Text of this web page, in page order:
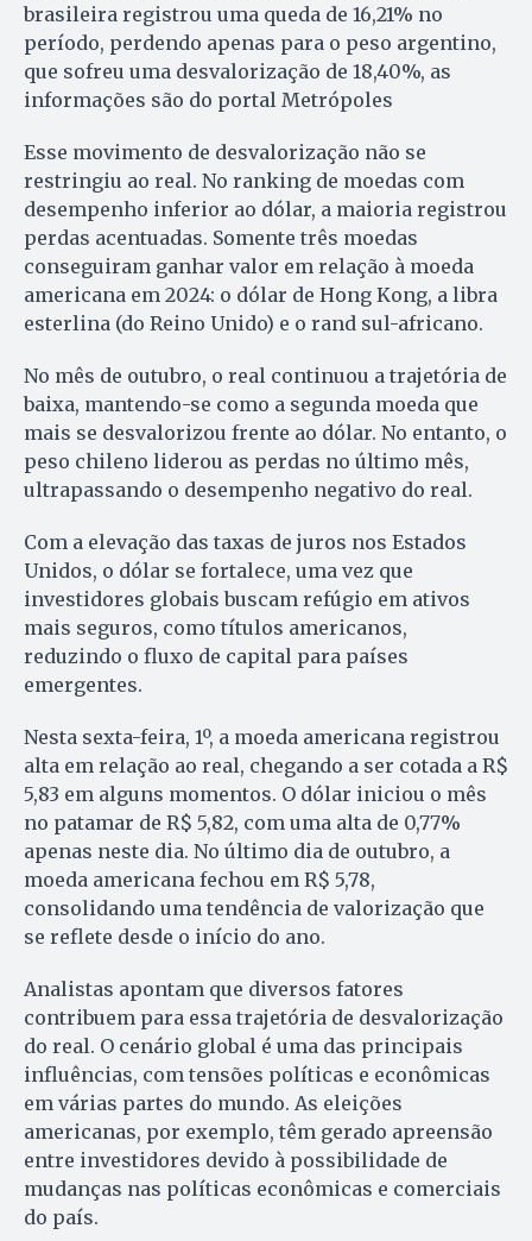
brasileira registrou uma queda de 16,21% no
período, perdendo apenas para o peso argentino,
que sofreu uma desvalorização de 18,40%, as
informações são do portal Metrópoles
Esse movimento de desvalorização não se
restringiu ao real. No ranking de moedas com
desempenho inferior ao dólar, a maioria registrou
perdas acentuadas. Somente três moedas
conseguiram ganhar valor em relação à moeda
americana em 2024: o dólar de Hong Kong, a libra
esterlina (do Reino Unido) e o rand sul-africano.
No mês de outubro, o real continuou a trajetória de
baixa, mantendo-se como a segunda moeda que
mais se desvalorizou frente ao dólar. No entanto, o
peso chileno liderou as perdas no último mês,
ultrapassando o desempenho negativo do real.
Com a elevação das taxas de juros nos Estados
Unidos, o dólar se fortalece, uma vez que
investidores globais buscam refúgio em ativos
mais seguros, como títulos americanos,
reduzindo o fluxo de capital para países
emergentes.
Nesta sexta-feira, 1º, a moeda americana registrou
alta em relação ao real, chegando a ser cotada a R$
5,83 em alguns momentos. O dólar iniciou o mês
no patamar de R$ 5,82, com uma alta de 0,77%
apenas neste dia. No último dia de outubro, a
moeda americana fechou em R$ 5,78,
consolidando uma tendência de valorização que
se reflete desde o início do ano.
Analistas apontam que diversos fatores
contribuem para essa trajetória de desvalorização
do real. O cenário global é uma das principais
influências, com tensões políticas e econômicas
em várias partes do mundo. As eleições
americanas, por exemplo, têm gerado apreensão
entre investidores devido à possibilidade de
mudanças nas políticas econômicas e comerciais
do país.